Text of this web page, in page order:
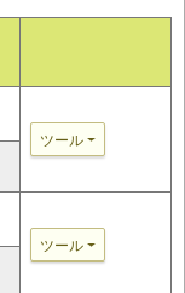
ツール
ツール